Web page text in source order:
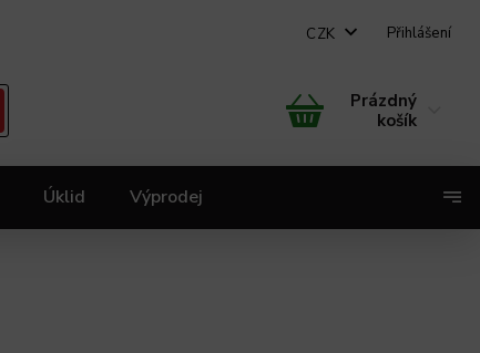
CZK Přihlášení
Prázdný
košík
Úklid Výprodej